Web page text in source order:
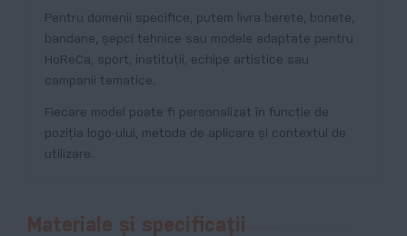
Pentru domenii specifice, putem livra berete, bonete,
bandane, șepci tehnice sau modele adaptate pentru
HoReCa, sport, instituții, echipe artistice sau
campanii tematice.
Fiecare model poate fi personalizat în funcție de
poziția logo-ului, metoda de aplicare și contextul de
utilizare.
Materiale și specificații